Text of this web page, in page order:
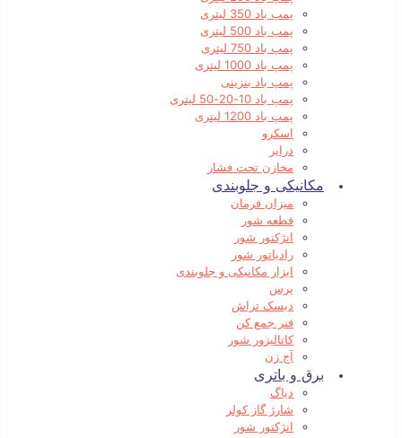
پمپ باد 350 لیتری
پمپ باد 500 لیتری
پمپ باد 750 لیتری
پمپ باد 1000 لیتری
پمپ باد بنزینی
پمپ باد 10-20-50 لیتری
پمپ باد 1200 لیتری
اسکرو
درایر
مخازن تحت فشار
مکانیکی و جلوبندی
میزان فرمان
قطعه شور
انژکتور شور
رادیاتور شور
ابزار مکانیکی و جلوبندی
پرس
دیسک تراش
فنر جمع کن
کاتالیزور شور
آج زن
برق و باتری
دیاگ
شارژ گاز کولر
انژکتور شور